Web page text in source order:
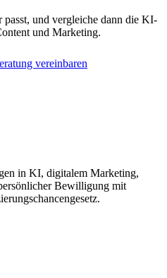
und vergleiche dann die KI-
und Marketing.
vereinbaren
in KI, digitalem Marketing,
Bewilligung mit